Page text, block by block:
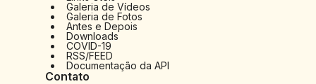
Galeria de Vídeos
Galeria de Fotos
Antes e Depois
Downloads
COVID-19
RSS/FEED
Documentação da API
Contato